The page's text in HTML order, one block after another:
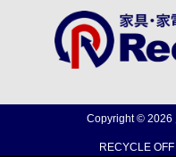
Copyright © 2026
RECYCLE OFF